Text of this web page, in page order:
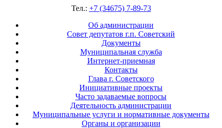
Тел.: +7 (34675) 7-89-73
Об администрации
Совет депутатов г.п. Советский
Документы
Муниципальная служба
Интернет-приемная
Контакты
Глава г. Советского
Инициативные проекты
Часто задаваемые вопросы
Деятельность администрации
Муниципальные услуги и нормативные документы
Органы и организации